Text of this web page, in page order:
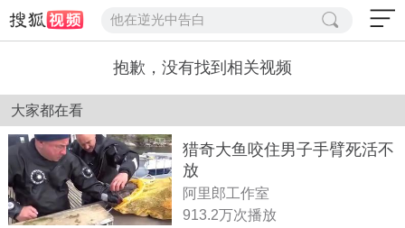
他在逆光中告白
抱歉，没有找到相关视频
大家都在看
猎奇大鱼咬住男子手臂死活不
放
阿里郎工作室
913.2万次播放